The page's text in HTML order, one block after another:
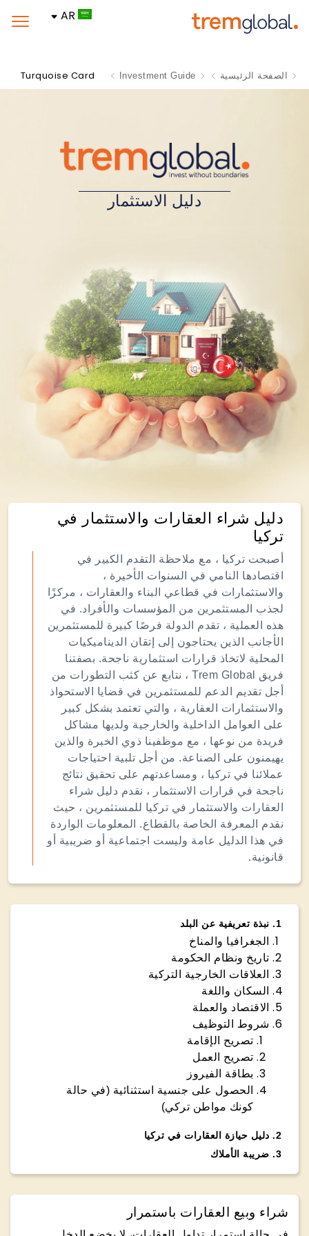
AR
الصفحة الرئيسية Investment Guide
Turquoise Card
دليل الاستثمار
دليل شراء العقارات والاستثمار في
تركيا
أصبحت تركيا ، مع ملاحظة التقدم الكبير في
اقتصادها النامي في السنوات الأخيرة ،
والاستثمارات في قطاعي البناء والعقارات ، مركزًا
لجذب المستثمرين من المؤسسات والأفراد. في
هذه العملية ، تقدم الدولة فرصًا كبيرة للمستثمرين
الأجانب الذين يحتاجون إلى إتقان الديناميكيات
المحلية لاتخاذ قرارات استثمارية ناجحة. بصفتنا
فريق Trem Global ، نتابع عن كثب التطورات من
أجل تقديم الدعم للمستثمرين في قضايا الاستحواذ
والاستثمارات العقارية ، والتي تعتمد بشكل كبير
على العوامل الداخلية والخارجية ولديها مشاكل
فريدة من نوعها ، مع موظفينا ذوي الخبرة والذين
يهيمنون على الصناعة. من أجل تلبية احتياجات
عملائنا في تركيا ، ومساعدتهم على تحقيق نتائج
ناجحة في قرارات الاستثمار ، نقدم دليل شراء
العقارات والاستثمار في تركيا للمستثمرين ، حيث
نقدم المعرفة الخاصة بالقطاع. المعلومات الواردة
في هذا الدليل عامة وليست اجتماعية أو ضريبية أو
قانونية.
1
. نبذة تعريفية عن البلد
الجغرافيا والمناخ
تاريخ ونظام الحكومة
العلاقات الخارجية التركية
السكان واللغة
الاقتصاد والعملة
شروط التوظيف
تصريح الإقامة
تصريح العمل
بطاقة الفيروز
الحصول على جنسية استثنائية (في حالة
كونك مواطن تركي)
2
. دليل حيازة العقارات في تركيا
3
. ضريبة الأملاك
شراء وبيع العقارات باستمرار